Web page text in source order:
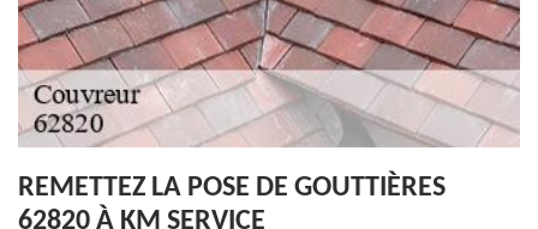
REMETTEZ LA POSE DE GOUTTIÈRES
62820 À KM SERVICE